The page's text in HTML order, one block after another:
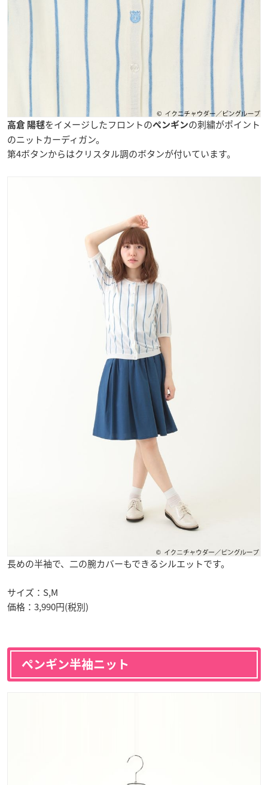
高倉 陽毬をイメージしたフロントのペンギンの刺繍がポイント
のニットカーディガン。
第4ボタンからはクリスタル調のボタンが付いています。
長めの半袖で、二の腕カバーもできるシルエットです。
サイズ：S,M
価格：3,990円(税別)
ペンギン半袖ニット